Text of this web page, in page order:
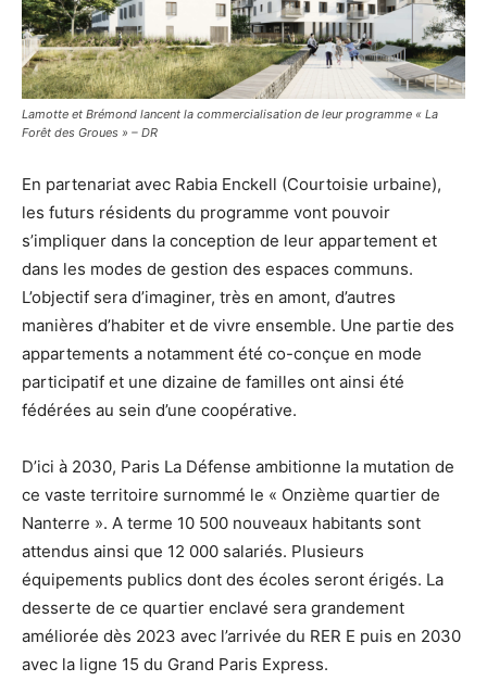
Lamotte et Brémond lancent la commercialisation de leur programme « La
Forêt des Groues » – DR
En partenariat avec Rabia Enckell (Courtoisie urbaine),
les futurs résidents du programme vont pouvoir
s’impliquer dans la conception de leur appartement et
dans les modes de gestion des espaces communs.
L’objectif sera d’imaginer, très en amont, d’autres
manières d’habiter et de vivre ensemble. Une partie des
appartements a notamment été co-conçue en mode
participatif et une dizaine de familles ont ainsi été
fédérées au sein d’une coopérative.
D’ici à 2030, Paris La Défense ambitionne la mutation de
ce vaste territoire surnommé le « Onzième quartier de
Nanterre ». A terme 10 500 nouveaux habitants sont
attendus ainsi que 12 000 salariés. Plusieurs
équipements publics dont des écoles seront érigés. La
desserte de ce quartier enclavé sera grandement
améliorée dès 2023 avec l’arrivée du RER E puis en 2030
avec la ligne 15 du Grand Paris Express.